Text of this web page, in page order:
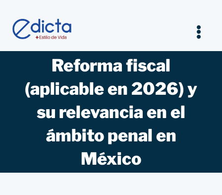
contenido
Inicio
Legal
Empresarios
Estilo de vida
Reforma fiscal
(aplicable en 2026) y
su relevancia en el
ámbito penal en
México